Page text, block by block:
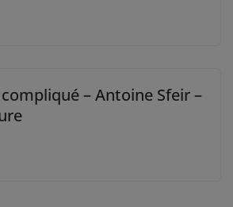
– Antoine Sfeir –